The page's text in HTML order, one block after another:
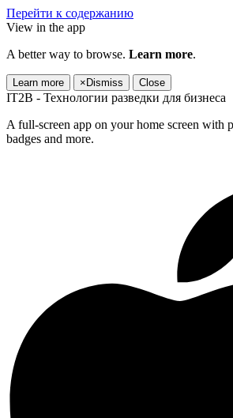
Перейти к содержанию
View in the app
A better way to browse. Learn more.
Learn more × Dismiss Close
IT2B - Технологии разведки для бизнеса
A full-screen app on your home screen with
badges and more.